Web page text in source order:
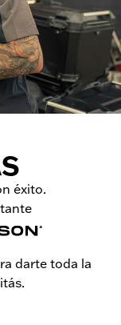
éxito.
darte toda la